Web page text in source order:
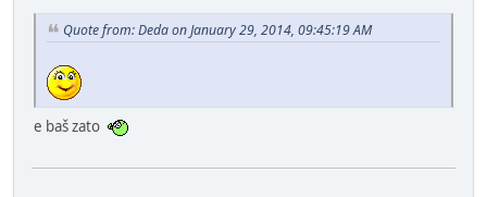
Quote from: Deda on January 29, 2014, 09:45:19 AM
e baš zato